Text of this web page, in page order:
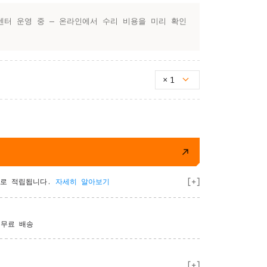
터 운영 중 — 온라인에서 수리 비용을 미리 확인
× 1
적립됩니다. 자세히 알아보기
료 배송